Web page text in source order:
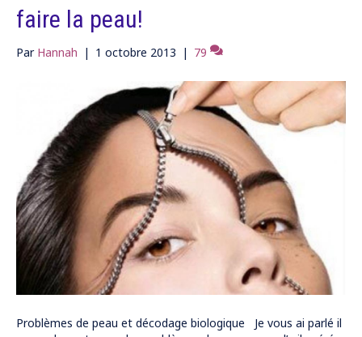
faire la peau!
Par Hannah | 1 octobre 2013 | 79
Problèmes de peau et décodage biologique Je vous ai parlé il